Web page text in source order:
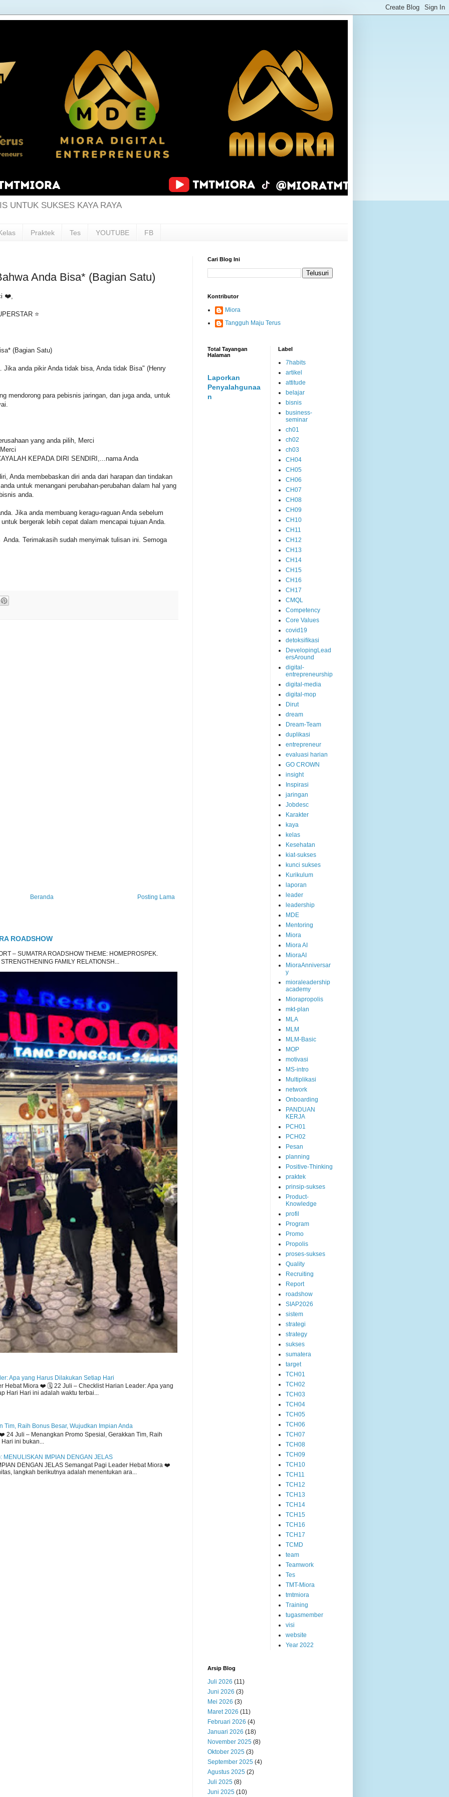
UNTUK SUKSES KAYA RAYA
Praktek Tes YOUTUBE FB
Anda Bisa* (Bagian Satu)
❤️,
⭐
(Bagian Satu)
anda pikir Anda tidak bisa, Anda tidak Bisa" (Henry
mendorong para pebisnis jaringan, dan juga anda, untuk
yang anda pilih, Merci
KEPADA DIRI SENDIRI,...nama Anda
Anda membebaskan diri anda dari harapan dan tindakan
untuk menangani perubahan-perubahan dalam hal yang
anda.
Jika anda membuang keragu-raguan Anda sebelum
bergerak lebih cepat dalam mencapai tujuan Anda.
Terimakasih sudah menyimak tulisan ini. Semoga
Posting Lama
Beranda
ROADSHOW
– SUMATRA ROADSHOW THEME: HOMEPROSPEK.
FAMILY RELATIONSH...
Apa yang Harus Dilakukan Setiap Hari
Hebat Miora ❤️ 🗓️ 22 Juli – Checklist Harian Leader: Apa yang
Hari Hari ini adalah waktu terbai...
Tim, Raih Bonus Besar, Wujudkan Impian Anda
24 Juli – Menangkan Promo Spesial, Gerakkan Tim, Raih
Hari ini bukan...
MENULISKAN IMPIAN DENGAN JELAS
DENGAN JELAS Semangat Pagi Leader Hebat Miora ❤️
langkah berikutnya adalah menentukan ara...
Cari Blog Ini
Kontributor
Miora
Tangguh Maju Terus
Total Tayangan
Halaman
Laporkan
Penyalahgunaa
n
Label
7habits
artikel
attitude
belajar
bisnis
business-
seminar
ch01
ch02
ch03
CH04
CH05
CH06
CH07
CH08
CH09
CH10
CH11
CH12
CH13
CH14
CH15
CH16
CH17
CMQL
Competency
Core Values
covid19
detoksifikasi
DevelopingLead
ersAround
digital-
entrepreneurship
digital-media
digital-mop
Dirut
dream
Dream-Team
duplikasi
entrepreneur
evaluasi harian
GO CROWN
insight
Inspirasi
jaringan
Jobdesc
Karakter
kaya
kelas
Kesehatan
kiat-sukses
kunci sukses
Kurikulum
laporan
leader
leadership
MDE
Mentoring
Miora
Miora AI
MioraAI
MioraAnniversar
y
mioraleadership
academy
Miorapropolis
mkt-plan
MLA
MLM
MLM-Basic
MOP
motivasi
MS-intro
Multiplikasi
network
Onboarding
PANDUAN
KERJA
PCH01
PCH02
Pesan
planning
Positive-Thinking
praktek
prinsip-sukses
Product-
Knowledge
profil
Program
Promo
Propolis
proses-sukses
Quality
Recruiting
Report
roadshow
SIAP2026
sistem
strategi
strategy
sukses
sumatera
target
TCH01
TCH02
TCH03
TCH04
TCH05
TCH06
TCH07
TCH08
TCH09
TCH10
TCH11
TCH12
TCH13
TCH14
TCH15
TCH16
TCH17
TCMD
team
Teamwork
Tes
TMT-Miora
tmtmiora
Training
tugasmember
visi
website
Year 2022
Arsip Blog
Juli 2026 (11)
Juni 2026 (3)
Mei 2026 (3)
Maret 2026 (11)
Februari 2026 (4)
Januari 2026 (18)
November 2025 (8)
Oktober 2025 (3)
September 2025 (4)
Agustus 2025 (2)
Juli 2025 (8)
Juni 2025 (10)